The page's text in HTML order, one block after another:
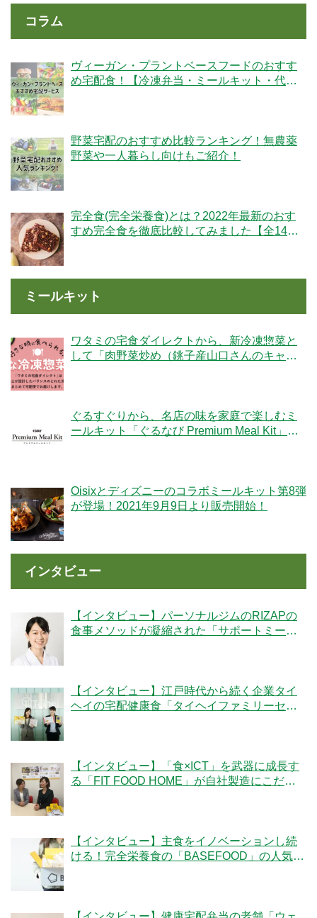
コラム
ヴィーガン・プラントベースフードのおすす
め宅配食！【冷凍弁当・ミールキット・代替
野菜宅配のおすすめ比較ランキング！無農薬
野菜や一人暮らし向けもご紹介！
完全食(完全栄養食)とは？2022年最新のおす
すめ完全食を徹底比較してみました【全14
ミールキット
ワタミの宅食ダイレクトから、新冷凍惣菜と
して「肉野菜炒め（銚子産山口さんのキャベ
ぐるすぐりから、名店の味を家庭で楽しむミ
ールキット「ぐるなび Premium Meal Kit」シ
Oisixとディズニーのコラボミールキット第8弾
が登場！2021年9月9日より販売開始！
インタビュー
【インタビュー】パーソナルジムのRIZAPの
食事メソッドが凝縮された「サポートミー
【インタビュー】江戸時代から続く企業タイ
ヘイの宅配健康食「タイヘイファミリーセッ
【インタビュー】「食×ICT」を武器に成長す
る「FIT FOOD HOME」が自社製造にこだわ
【インタビュー】主食をイノベーションし続
ける！完全栄養食の「BASEFOOD」の人気の